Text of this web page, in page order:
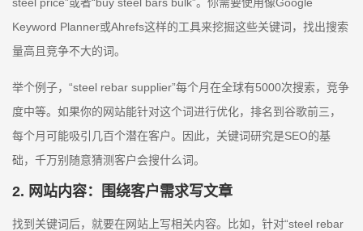
Keyword Planner或Ahrefs这样的工具来挖掘这些关键词，找出搜索
量高且竞争不大的词。
举个例子，“steel rebar supplier”每个月在全球有5000次搜索，竞争
度中等。如果你的网站能针对这个词进行优化，排名到谷歌前三，
每个月可能吸引几百个潜在客户。因此，关键词研究是SEO的基
础，千万别随意猜测客户会搜什么词。
2. 网站内容：围绕客户需求写文章
找到关键词后，就要在网站上写相关内容。比如，针对“steel rebar